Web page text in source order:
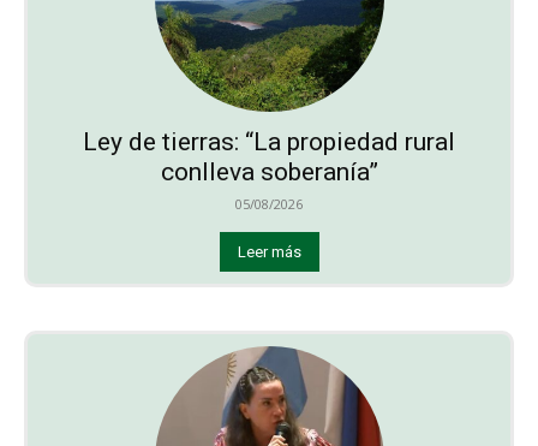
Ley de tierras: “La propiedad rural
conlleva soberanía”
05/08/2026
Leer más